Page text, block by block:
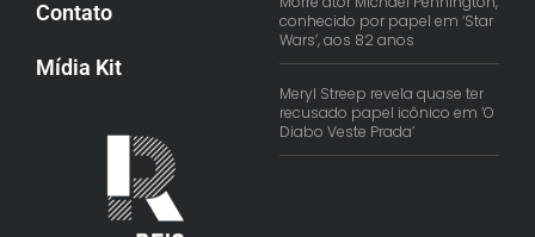
Contato
Mídia Kit
conhecido por papel em ‘Star
Wars’, aos 82 anos
Meryl Streep revela quase ter
recusado papel icônico em ‘O
Diabo Veste Prada’